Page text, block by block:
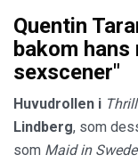
Quentin
bakom
sexscener"
Huvudrollen i
Lindberg, som
som Maid in